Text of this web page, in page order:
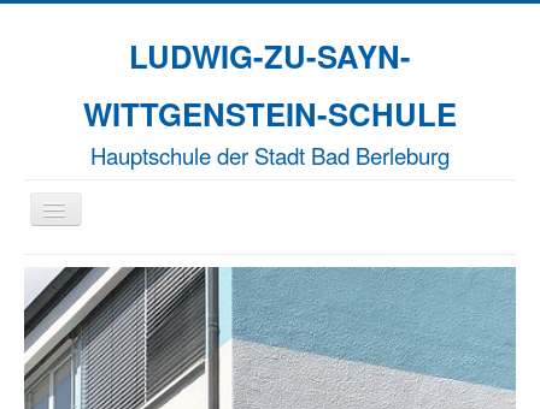
LUDWIG-ZU-SAYN-
WITTGENSTEIN-SCHULE
Hauptschule der Stadt Bad Berleburg
Navigation
an/aus
Aktuelles
Unsere Schule
Naturparkschule
Erasmus+